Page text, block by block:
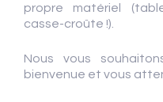
propre matériel
casse-croûte !).
Nous vous
bienvenue et vous